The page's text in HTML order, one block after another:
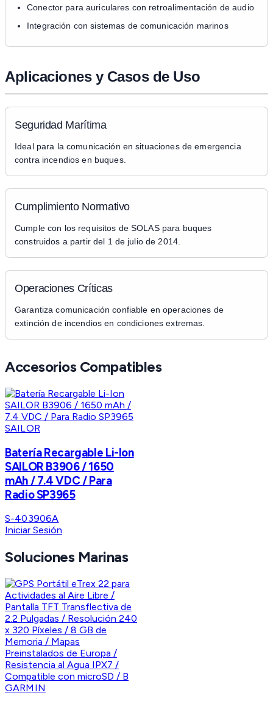
Conector para auriculares con retroalimentación de audio
Integración con sistemas de comunicación marinos
Aplicaciones y Casos de Uso
Seguridad Marítima
Ideal para la comunicación en situaciones de emergencia
contra incendios en buques.
Cumplimiento Normativo
Cumple con los requisitos de SOLAS para buques
construidos a partir del 1 de julio de 2014.
Operaciones Críticas
Garantiza comunicación confiable en operaciones de
extinción de incendios en condiciones extremas.
Accesorios Compatibles
SAILOR
Batería Recargable Li-Ion
SAILOR B3906 / 1650
mAh / 7.4 VDC / Para
Radio SP3965
S-403906A
Iniciar Sesión
Soluciones Marinas
GARMIN